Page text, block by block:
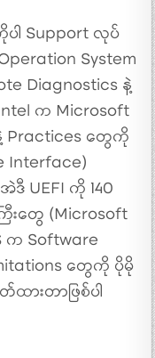
ါ Support လုပ်
System
Diagnostics နဲ့
က Microsoft
Practices တွေကို
Interface)
UEFI ကို 140
းတွေ (Microsoft
က Software
တွေကို ပိုမို
ထားတာဖြစ်ပါ